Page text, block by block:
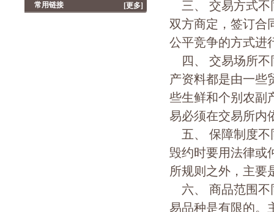
[更多]
常用链接
三、 交易方式不
双方商定，签订合
公平竞争的方式进
四、 交易场所不
产资料都是由一些
些生鲜和个别农副
易必须在交易所内
五、 保障制度不
毁约时要用法律或
所规则之外，主要
六、 商品范围不
易品种是有限的。